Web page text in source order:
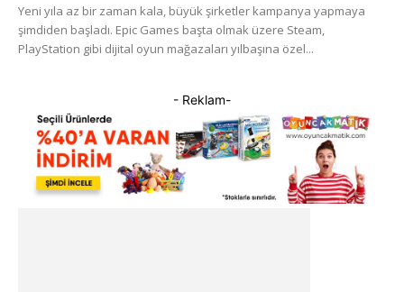
Yeni yıla az bir zaman kala, büyük şirketler kampanya yapmaya
şimdiden başladı. Epic Games başta olmak üzere Steam,
PlayStation gibi dijital oyun mağazaları yılbaşına özel...
- Reklam-